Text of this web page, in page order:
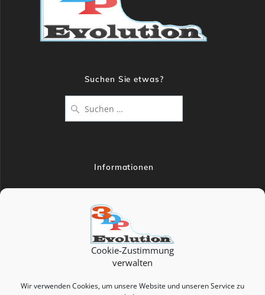
Cookie-Zustimmung
verwalten
Wir verwenden Cookies, um unsere Website und unseren Service zu
Suchen Sie etwas?
nach:
Informationen
Impressum
Allgemeine Geschäftsbedingungen
Versandinformationen und Lieferbedingungen
Widerrufsbelehrung
Zahlungsarten